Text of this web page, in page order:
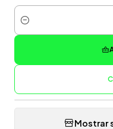
Cantidad
Mostrar